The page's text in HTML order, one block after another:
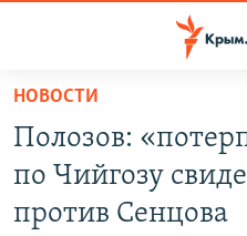
Вернуться
основному
содержанию
НОВОСТИ
Полозов:
по Чийгозу
против Сенцова